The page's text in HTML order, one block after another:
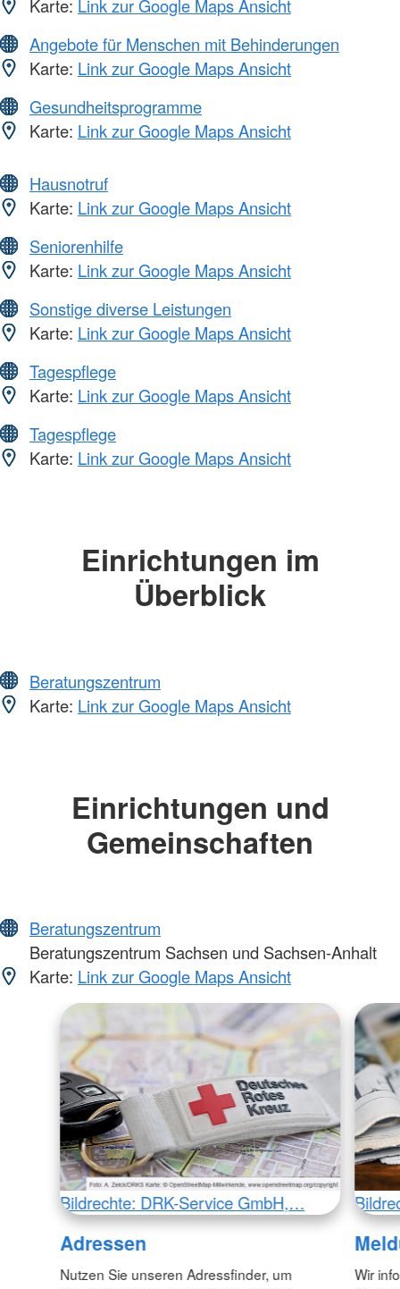
Karte: Link zur Google Maps Ansicht
Angebote für Menschen mit Behinderungen
Karte: Link zur Google Maps Ansicht
Gesundheitsprogramme
Karte: Link zur Google Maps Ansicht
Hausnotruf
Karte: Link zur Google Maps Ansicht
Seniorenhilfe
Karte: Link zur Google Maps Ansicht
Sonstige diverse Leistungen
Karte: Link zur Google Maps Ansicht
Tagespflege
Karte: Link zur Google Maps Ansicht
Tagespflege
Karte: Link zur Google Maps Ansicht
Einrichtungen im
Überblick
Beratungszentrum
Karte: Link zur Google Maps Ansicht
Einrichtungen und
Gemeinschaften
Beratungszentrum
Beratungszentrum Sachsen und Sachsen-Anhalt
Karte: Link zur Google Maps Ansicht
Bildrechte: DRK-Service GmbH,…
Adressen
Nutzen Sie unseren Adressfinder, um
Wir